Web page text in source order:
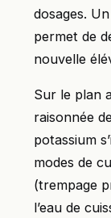
dosages.
permet de
nouvelle
Sur le plan
raisonnée
potassium
modes de
(trempage
l’eau de